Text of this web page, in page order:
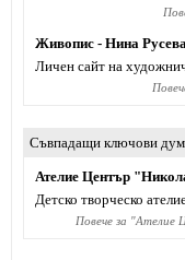
Живопис - Нина
Личен сайт на
Съвпадащи ключови
Ателие Център
Детско творческо
Повече за "Ателие